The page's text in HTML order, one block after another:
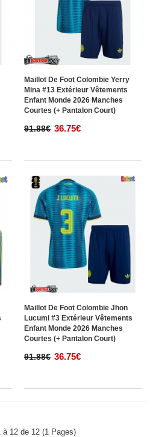
Maillot De Foot Colombie Yerry
Mina #13 Extérieur Vêtements
Enfant Monde 2026 Manches
Courtes (+ Pantalon Court)
91.88€ 36.75€
Maillot De Foot Colombie Jhon
Lucumi #3 Extérieur Vêtements
Enfant Monde 2026 Manches
Courtes (+ Pantalon Court)
91.88€ 36.75€
à 12 de 12 (1 Pages)